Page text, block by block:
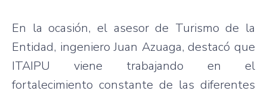
En la ocasión, el asesor de Turismo de la
Entidad, ingeniero Juan Azuaga, destacó que
ITAIPU viene trabajando en el
fortalecimiento constante de las diferentes